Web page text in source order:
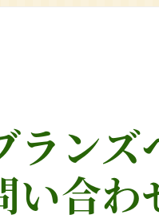
ランズ
い合わ